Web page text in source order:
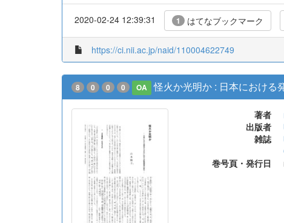
2020-02-24 12:39:31 1 はてなブックマーク
https://ci.nii.ac.jp/naid/110004622749
8 0 0 0 OA 怪火か光明か : 日本における
著者
出版者
雑誌
巻号頁・発行日